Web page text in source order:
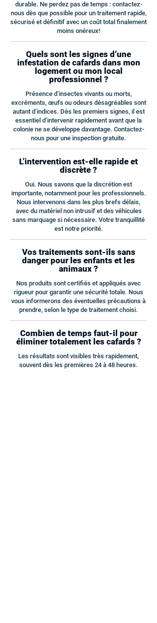
durable. Ne perdez pas de temps : contactez-
nous dès que possible pour un traitement rapide,
sécurisé et définitif avec un coût total finalement
moins onéreux!
Quels sont les signes d’une
infestation de cafards dans mon
logement ou mon local
professionnel ?
Présence d’insectes vivants ou morts,
excréments, œufs ou odeurs désagréables sont
autant d’indices. Dès les premiers signes, il est
essentiel d’intervenir rapidement avant que la
colonie ne se développe davantage. Contactez-
nous pour une inspection gratuite.
L’intervention est-elle rapide et
discrète ?
Oui. Nous savons que la discrétion est
importante, notamment pour les professionnels.
Nous intervenons dans les plus brefs délais,
avec du matériel non intrusif et des véhicules
sans marquage si nécessaire. Votre tranquillité
est notre priorité.
Vos traitements sont-ils sans
danger pour les enfants et les
animaux ?
Nos produits sont certifiés et appliqués avec
rigueur pour garantir une sécurité totale. Nous
vous informerons des éventuelles précautions à
prendre, selon le type de traitement choisi.
Combien de temps faut-il pour
éliminer totalement les cafards ?
Les résultats sont visibles très rapidement,
souvent dès les premières 24 à 48 heures.